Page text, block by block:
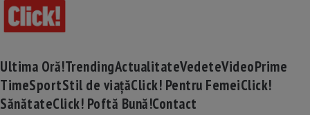
Ultima Oră!TrendingActualitateVedeteVideoPrime
TimeSportStil de viațăClick! Pentru FemeiClick!
SănătateClick! Poftă Bună!Contact